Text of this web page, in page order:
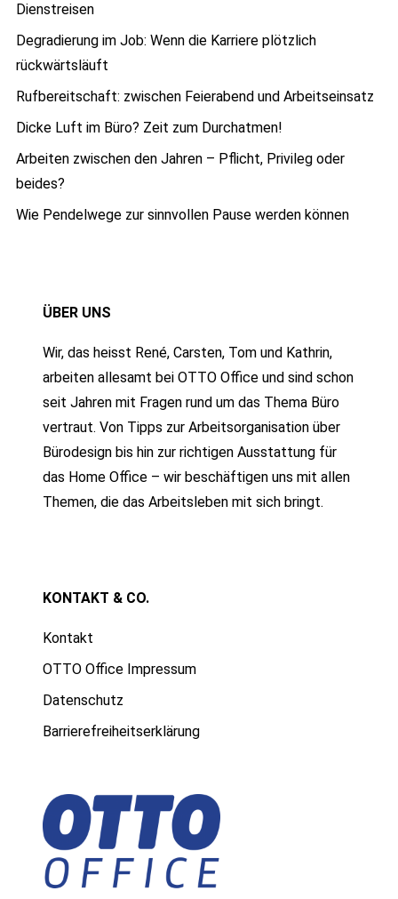
Dienstreisen
Degradierung im Job: Wenn die Karriere plötzlich
rückwärtsläuft
Rufbereitschaft: zwischen Feierabend und Arbeitseinsatz
Dicke Luft im Büro? Zeit zum Durchatmen!
Arbeiten zwischen den Jahren – Pflicht, Privileg oder
beides?
Wie Pendelwege zur sinnvollen Pause werden können
ÜBER UNS
Wir, das heisst René, Carsten, Tom und Kathrin,
arbeiten allesamt bei OTTO Office und sind schon
seit Jahren mit Fragen rund um das Thema Büro
vertraut. Von Tipps zur Arbeitsorganisation über
Bürodesign bis hin zur richtigen Ausstattung für
das Home Office – wir beschäftigen uns mit allen
Themen, die das Arbeitsleben mit sich bringt.
KONTAKT & CO.
Kontakt
OTTO Office Impressum
Datenschutz
Barrierefreiheitserklärung